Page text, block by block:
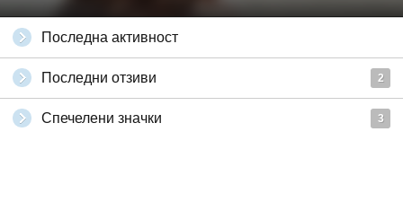
Последна активност
Последни отзиви 2
Спечелени значки 3